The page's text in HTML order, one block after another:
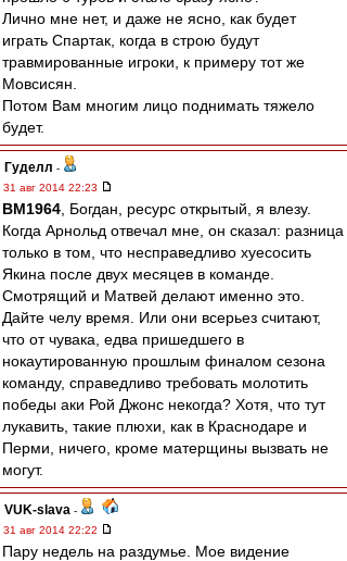
Лично мне нет, и даже не ясно, как будет
играть Спартак, когда в строю будут
травмированные игроки, к примеру тот же
Мовсисян.
Потом Вам многим лицо поднимать тяжело
будет.
Гуделл -
31 авг 2014 22:23
BM1964 , Богдан, ресурс открытый, я влезу.
Когда Арнольд отвечал мне, он сказал: разница
только в том, что несправедливо хуесосить
Якина после двух месяцев в команде.
Смотрящий и Матвей делают именно это.
Дайте челу время. Или они всерьез считают,
что от чувака, едва пришедшего в
нокаутированную прошлым финалом сезона
команду, справедливо требовать молотить
победы аки Рой Джонс некогда? Хотя, что тут
лукавить, такие плюхи, как в Краснодаре и
Перми, ничего, кроме матерщины вызвать не
могут.
VUK-slava -
31 авг 2014 22:22
Пару недель на раздумье. Мое видение